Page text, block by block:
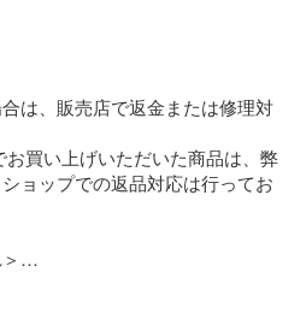
は、販売店で返金または修理対
お買い上げいただいた商品は、弊
ョップでの返品対応は行ってお
程お願い致します。